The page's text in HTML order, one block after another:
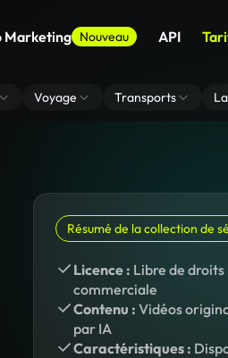
Marketing Nouveau API
Voyage Transports
Résumé de la collection de
Licence : Libre de
commerciale
Contenu : Vidéos
par IA
Caractéristiques :